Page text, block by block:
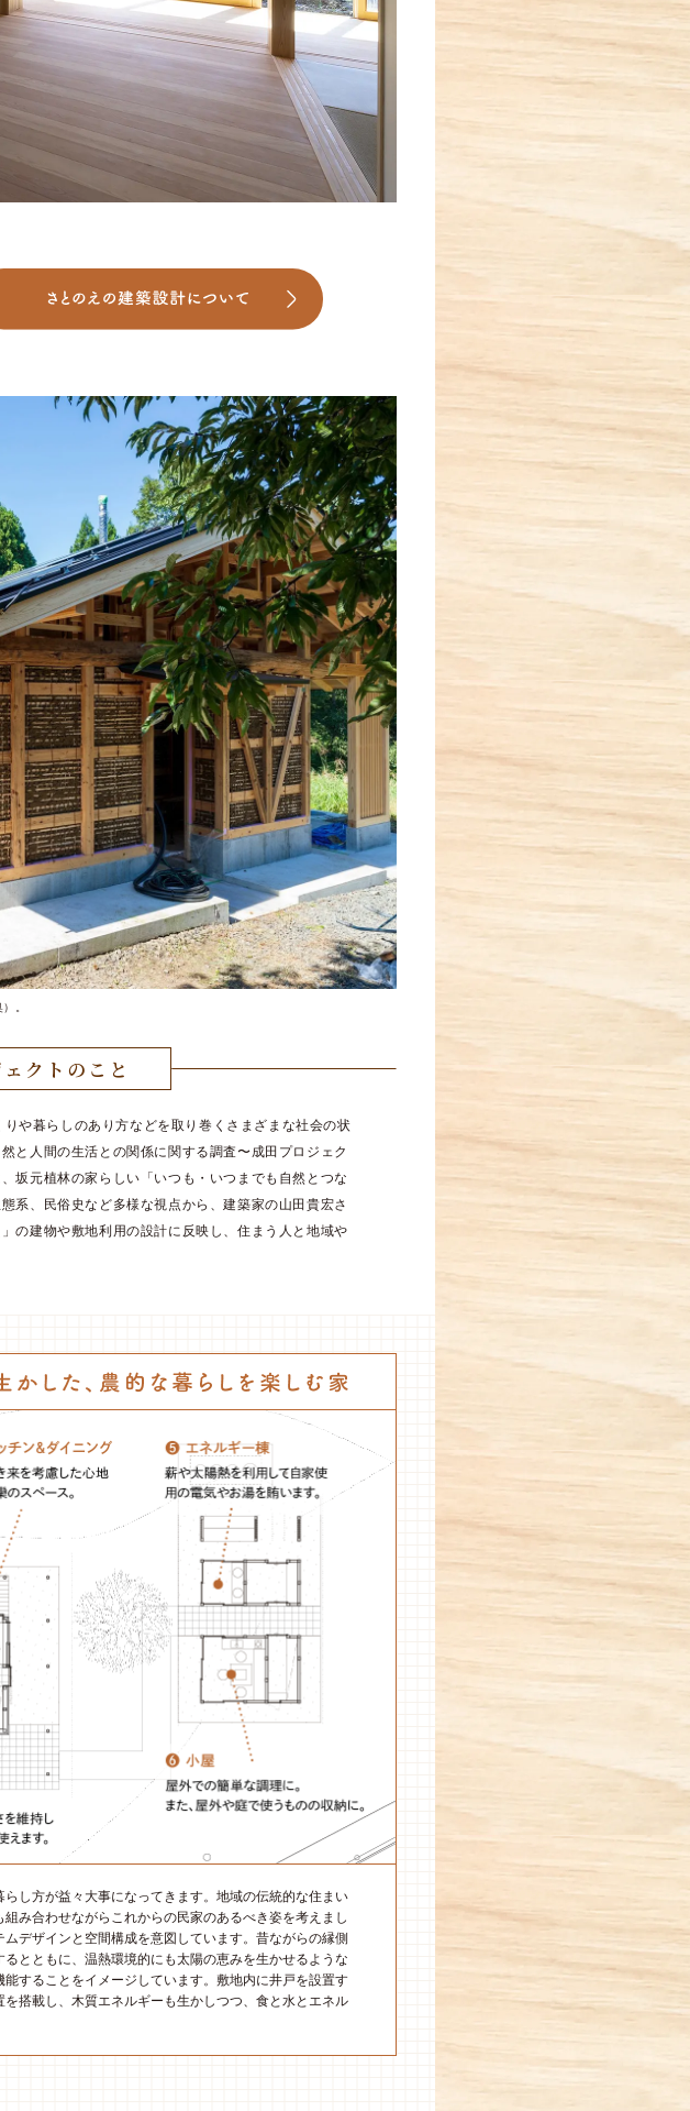
。
クトのこと
や暮らしのあり方などを取り巻くさまざまな社会の状
と人間の生活との関係に関する調査〜成田プロジェク
坂元植林の家らしい「いつも・いつまでも自然とつな
系、民俗史など多様な視点から、建築家の山田貴宏さ
の建物や敷地利用の設計に反映し、住まう人と地域や
し方が益々大事になってきます。地域の伝統的な住まい
み合わせながらこれからの民家のあるべき姿を考えまし
デザインと空間構成を意図しています。昔ながらの縁側
とともに、温熱環境的にも太陽の恵みを生かせるような
することをイメージしています。敷地内に井戸を設置す
搭載し、木質エネルギーも生かしつつ、食と水とエネル